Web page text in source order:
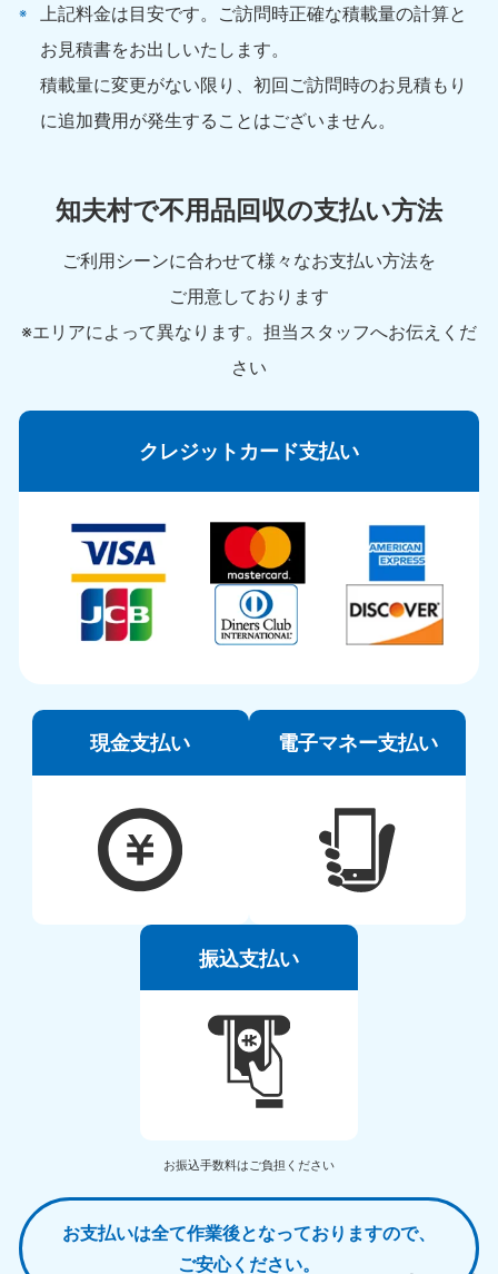
上記料金は目安です。ご訪問時正確な積載量の計算と
お見積書をお出しいたします。
積載量に変更がない限り、初回ご訪問時のお見積もり
に追加費用が発生することはございません。
知夫村で不用品回収の支払い方法
ご利用シーンに合わせて様々なお支払い方法を
ご用意しております
※エリアによって異なります。担当スタッフへお伝えくだ
さい
クレジットカード支払い
現金支払い 電子マネー支払い
振込支払い
お振込手数料はご負担ください
お支払いは全て作業後となっておりますので、
ご安心ください。